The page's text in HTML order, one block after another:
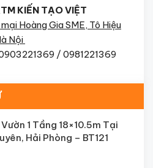
KIẾN TẠO VIỆT
Hoàng Gia SME, Tô Hiệu
Nội
/ 0981221369
1 Tầng 18×10.5m Tại
Hải Phòng – BT121